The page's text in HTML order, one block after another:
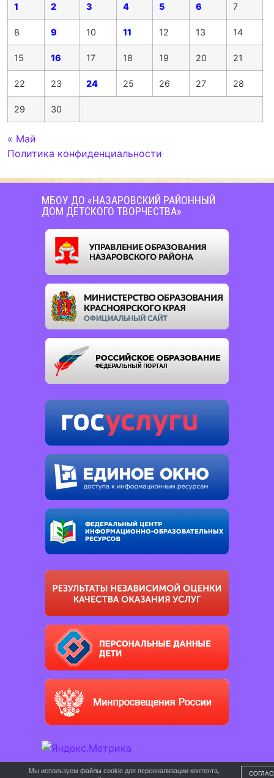
1 2 3 4 5 6 7
8 9 10 11 12 13 14
15 16 17 18 19 20 21
22 23 24 25 26 27 28
29 30
« Май
Политика конфиденциальности
МБОУ ДО «НАЗАРОВСКИЙ РАЙОННЫЙ
ДОМ ДЕТСКОГО ТВОРЧЕСТВА»
Мы используем файлы cookie для персонализации контента,